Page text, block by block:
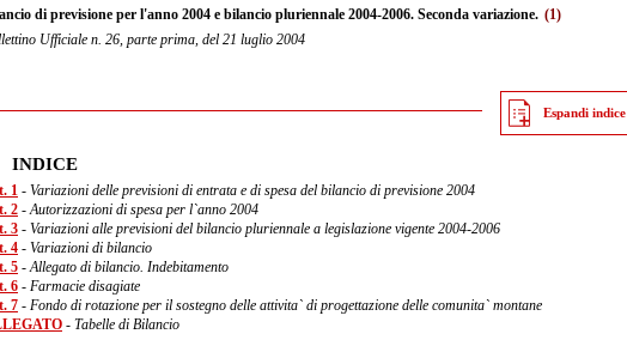
di previsione per l'anno 2004 e bilancio pluriennale 2004-2006. Seconda variazione. (1)
Ufficiale n. 26, parte prima, del 21 luglio 2004
Espandi indice
INDICE
1 - Variazioni delle previsioni di entrata e di spesa del bilancio di previsione 2004
2 - Autorizzazioni di spesa per l`anno 2004
3 - Variazioni alle previsioni del bilancio pluriennale a legislazione vigente 2004-2006
4 - Variazioni di bilancio
5 - Allegato di bilancio. Indebitamento
6 - Farmacie disagiate
7 - Fondo di rotazione per il sostegno delle attivita` di progettazione delle comunita` montane
- Tabelle di Bilancio